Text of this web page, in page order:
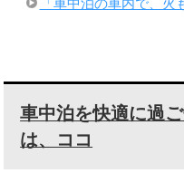
「車中泊の車内で、
車中泊を快適に過
は、ココ